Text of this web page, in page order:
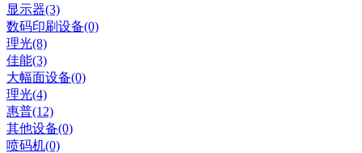
显示器(3)
数码印刷设备(0)
理光(8)
佳能(3)
大幅面设备(0)
理光(4)
惠普(12)
其他设备(0)
喷码机(0)